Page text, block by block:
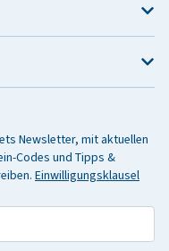
Newsletter, mit aktuellen
Codes und Tipps &
Einwilligungsklausel